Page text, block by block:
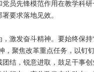
员先锋模范作用在教学科
要求落地见效。
激发奋斗精神。要始终保持“
，聚焦改革重点任务，以钉
结，锐意进取，鼓足干事